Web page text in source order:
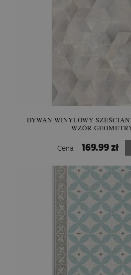
DYWAN WINYLOWY
WZÓR
Cena: 169.99 zł